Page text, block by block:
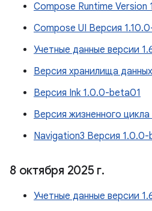
Compose Runtime Version
Compose UI Версия
Учетные данные версии
Версия хранилища
Версия Ink 1.0.0-beta01
Версия жизненного
Navigation3 Версия 1.0.0-
8 октября 2025 г.
Учетные данные версии